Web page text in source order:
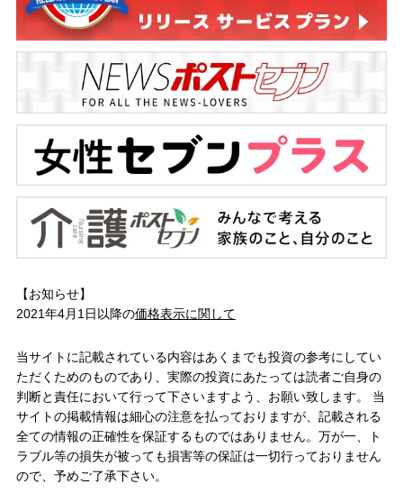
【お知らせ】
2021年4月1日以降の価格表示に関して
当サイトに記載されている内容はあくまでも投資の参考にしてい
ただくためのものであり、実際の投資にあたっては読者ご自身の
判断と責任において行って下さいますよう、お願い致します。 当
サイトの掲載情報は細心の注意を払っておりますが、記載される
全ての情報の正確性を保証するものではありません。万が一、ト
ラブル等の損失が被っても損害等の保証は一切行っておりません
ので、予めご了承下さい。